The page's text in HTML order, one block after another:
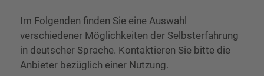
Im Folgenden finden Sie eine Auswahl
verschiedener Möglichkeiten der Selbsterfahrung
in deutscher Sprache. Kontaktieren Sie bitte die
Anbieter bezüglich einer Nutzung.